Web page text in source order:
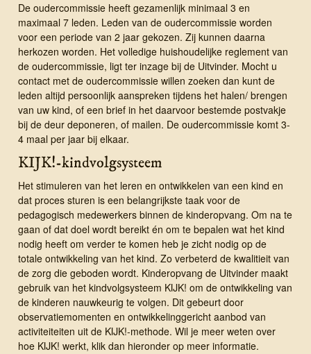
De oudercommissie heeft gezamenlijk minimaal 3 en
maximaal 7 leden. Leden van de oudercommissie worden
voor een periode van 2 jaar gekozen. Zij kunnen daarna
herkozen worden. Het volledige huishoudelijke reglement van
de oudercommissie, ligt ter inzage bij de Uitvinder. Mocht u
contact met de oudercommissie willen zoeken dan kunt de
leden altijd persoonlijk aanspreken tijdens het halen/ brengen
van uw kind, of een brief in het daarvoor bestemde postvakje
bij de deur deponeren, of mailen. De oudercommissie komt 3-
4 maal per jaar bij elkaar.
KIJK!-kindvolgsysteem
Het stimuleren van het leren en ontwikkelen van een kind en
dat proces sturen is een belangrijkste taak voor de
pedagogisch medewerkers binnen de kinderopvang. Om na te
gaan of dat doel wordt bereikt én om te bepalen wat het kind
nodig heeft om verder te komen heb je zicht nodig op de
totale ontwikkeling van het kind. Zo verbeterd de kwalitieit van
de zorg die geboden wordt. Kinderopvang de Uitvinder maakt
gebruik van het kindvolgsysteem KIJK! om de ontwikkeling van
de kinderen nauwkeurig te volgen. Dit gebeurt door
observatiemomenten en ontwikkelinggericht aanbod van
activiteiteiten uit de KIJK!-methode. Wil je meer weten over
hoe KIJK! werkt, klik dan hieronder op meer informatie.